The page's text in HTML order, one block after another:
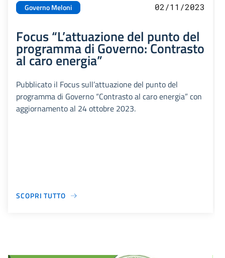
Governo Meloni 02/11/2023
Focus “L’attuazione del punto del
programma di Governo: Contrasto
al caro energia”
Pubblicato il Focus sull’attuazione del punto del
programma di Governo “Contrasto al caro energia” con
aggiornamento al 24 ottobre 2023.
SCOPRI TUTTO